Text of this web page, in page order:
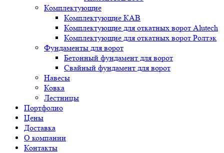
Комплектующие
Комплектующие КАВ
Комплектующие для откатных ворот Alutech
Комплектующие для откатных ворот Ролтэк
Фундаменты для ворот
Бетонный фундамент для ворот
Свайный фундамент для ворот
Навесы
Ковка
Лестницы
Портфолио
Цены
Доставка
О компании
Контакты